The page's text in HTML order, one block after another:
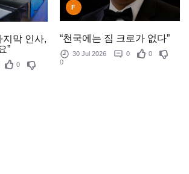
지막 인사,
”
0
F
“천국에는 짐 크로가 없다”
30 Jul 2026 0
0
0